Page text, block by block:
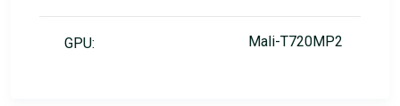
GPU: Mali-T720MP2